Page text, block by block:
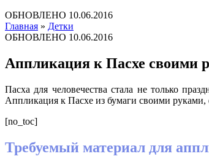
ОБНОВЛЕНО 10.06.2016
Главная » Детки
ОБНОВЛЕНО 10.06.2016
Аппликация к Пасхе своими
Пасха для человечества стала не только
Аппликация к Пасхе из бумаги своими
[no_toc]
Требуемый материал для